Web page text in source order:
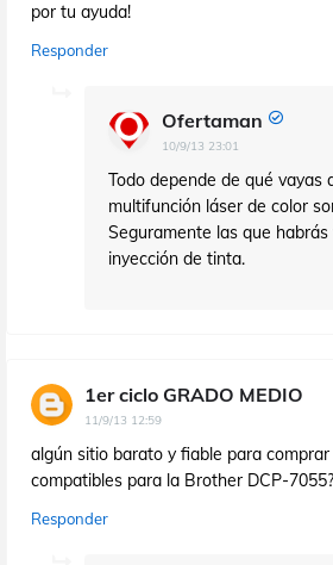
por tu ayuda!
Responder
Ofertaman
10/9/13 23:01
Todo depende de qué vayas
multifunción láser de color
Seguramente las que
inyección de tinta.
1er ciclo GRADO MEDIO
11/9/13 12:59
algún sitio barato y fiable para
compatibles para la Brother DCP-
Responder